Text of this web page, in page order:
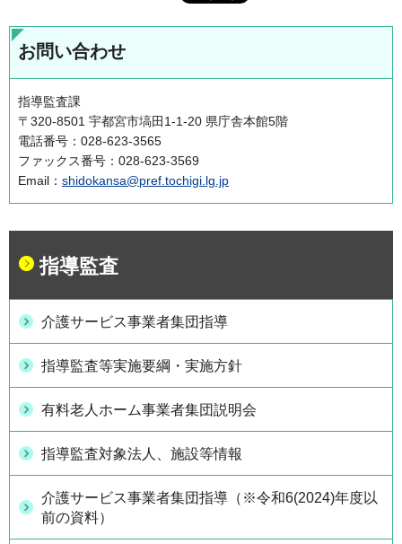
お問い合わせ
指導監査課
〒320-8501 宇都宮市塙田1-1-20 県庁舎本館5階
電話番号：028-623-3565
ファックス番号：028-623-3569
Email： shidokansa@pref.tochigi.lg.jp
指導監査
介護サービス事業者集団指導
指導監査等実施要綱・実施方針
有料老人ホーム事業者集団説明会
指導監査対象法人、施設等情報
介護サービス事業者集団指導（※令和6(2024)年度以
前の資料）